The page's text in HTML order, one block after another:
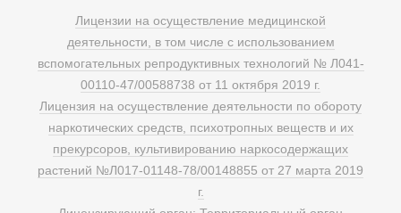
Лицензии на осуществление медицинской
деятельности, в том числе с использованием
вспомогательных репродуктивных технологий № Л041-
00110-47/00588738 от 11 октября 2019 г.
Лицензия на осуществление деятельности по обороту
наркотических средств, психотропных веществ и их
прекурсоров, культивированию наркосодержащих
растений №Л017-01148-78/00148855 от 27 марта 2019
г.